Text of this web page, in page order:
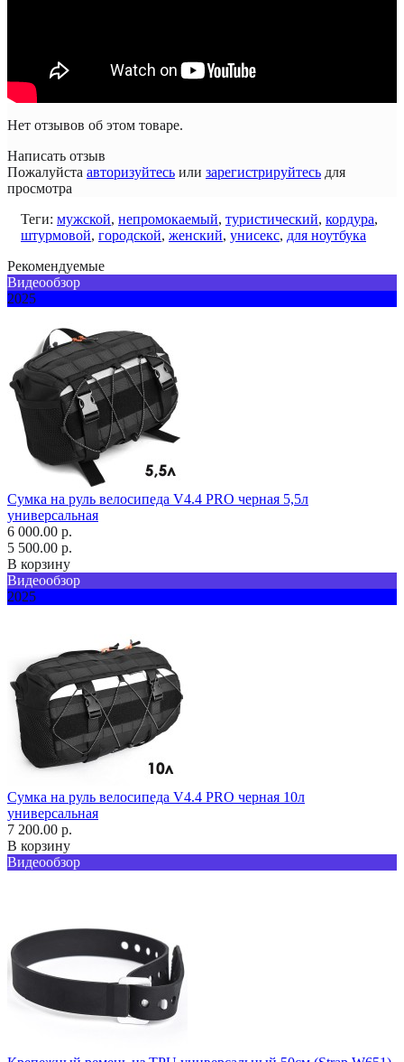
Нет отзывов об этом товаре.
Написать отзыв
Пожалуйста авторизуйтесь или зарегистрируйтесь для
просмотра
Теги: мужской, непромокаемый, туристический, кордура,
штурмовой, городской, женский, унисекс, для ноутбука
Рекомендуемые
Видеообзор
2025
Сумка на руль велосипеда V4.4 PRO черная 5,5л
универсальная
6 000.00 р.
5 500.00 р.
В корзину
Видеообзор
2025
Сумка на руль велосипеда V4.4 PRO черная 10л
универсальная
7 200.00 р.
В корзину
Видеообзор